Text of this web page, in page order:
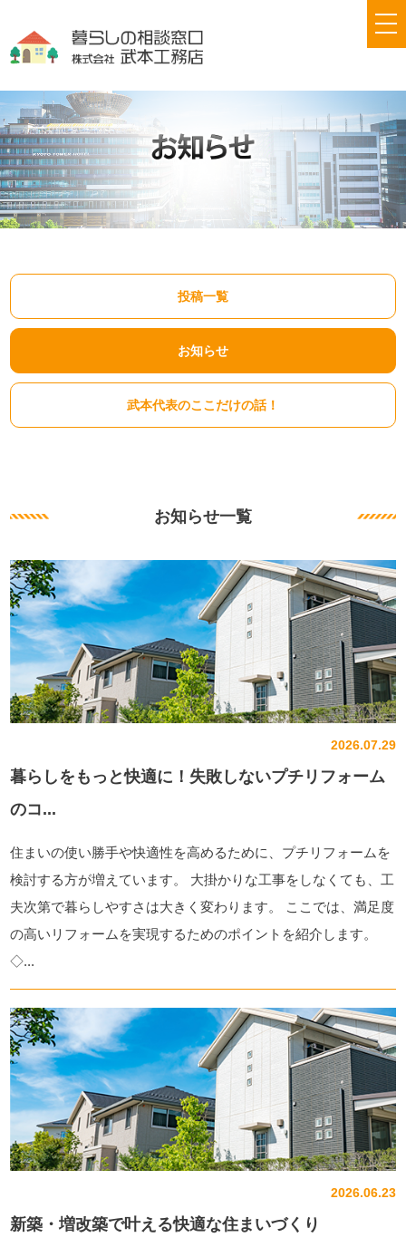
投稿一覧
お知らせ
武本代表のここだけの話！
お知らせ一覧
2026.07.29
暮らしをもっと快適に！失敗しないプチリフォーム
のコ...
住まいの使い勝手や快適性を高めるために、プチリフォームを
検討する方が増えています。 大掛かりな工事をしなくても、工
夫次第で暮らしやすさは大きく変わります。 ここでは、満足度
の高いリフォームを実現するためのポイントを紹介します。
◇...
2026.06.23
新築・増改築で叶える快適な住まいづくり